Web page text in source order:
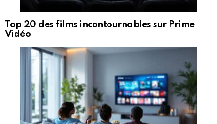
Top 20 des films incontournables sur Prime
Vidéo